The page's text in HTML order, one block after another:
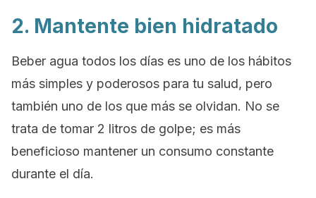
2. Mantente bien hidratado
Beber agua todos los días es uno de los hábitos
más simples y poderosos para tu salud, pero
también uno de los que más se olvidan. No se
trata de tomar 2 litros de golpe; es más
beneficioso mantener un consumo constante
durante el día.